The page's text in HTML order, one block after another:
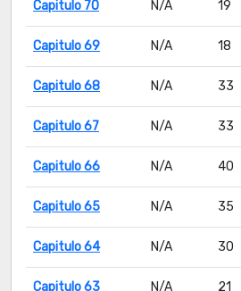
Capitulo 70 N/A 19
Capitulo 69 N/A 18
Capitulo 68 N/A 33
Capitulo 67 N/A 33
Capitulo 66 N/A 40
Capitulo 65 N/A 35
Capitulo 64 N/A 30
Capitulo 63 N/A 21